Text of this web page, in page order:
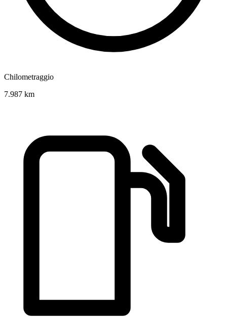
Chilometraggio
7.987 km